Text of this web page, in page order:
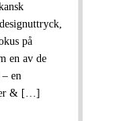
på
en av de
en
& […]